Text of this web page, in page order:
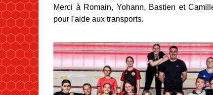
Merci à Romain, Yohann, Bastien et
pour l'aide aux transports.